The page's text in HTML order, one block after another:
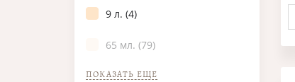
9 л. (4)
65 мл. (79)
ПОКАЗАТЬ ЕЩЕ